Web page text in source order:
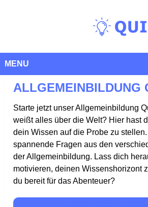
MENU
ALLGEMEINBILDUNG
Starte jetzt unser Allgemeinbildung
weißt alles über die Welt? Hier hast
dein Wissen auf die Probe zu
spannende Fragen aus den
der Allgemeinbildung. Lass dich
motivieren, deinen Wissenshorizont
du bereit für das Abenteuer?